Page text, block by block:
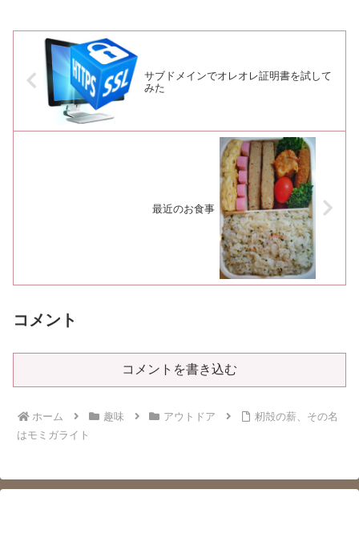
サブドメインでオレオレ証明書を試して
みた
最近のお食事
コメント
コメントを書き込む
ホーム 趣味 アウトドア
籾殻の薪、その名
はモミガライト